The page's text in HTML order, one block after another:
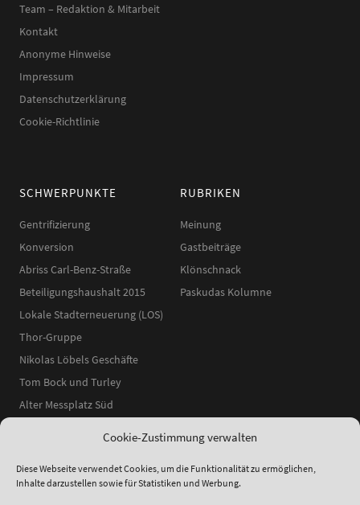
Cookie-Zustimmung verwalten
Diese Webseite verwendet Cookies, um die Funktionalität zu ermöglichen,
Inhalte darzustellen sowie für Statistiken und Werbung.
Team – Redaktion & Mitarbeit
Kontakt
Anonyme Hinweise
Impressum
Datenschutzerklärung
Cookie-Richtlinie
SCHWERPUNKTE
Gentrifizierung
Konversion
Abriss Carl-Benz-Straße
Beteiligungshaushalt 2015
Lokale Stadterneuerung (LOS)
Thor-Gruppe
Nikolas Löbels Geschäfte
Tom Bock und Turley
Alter Messplatz Süd
RUBRIKEN
Meinung
Gastbeiträge
Klönschnack
Paskudas Kolumne